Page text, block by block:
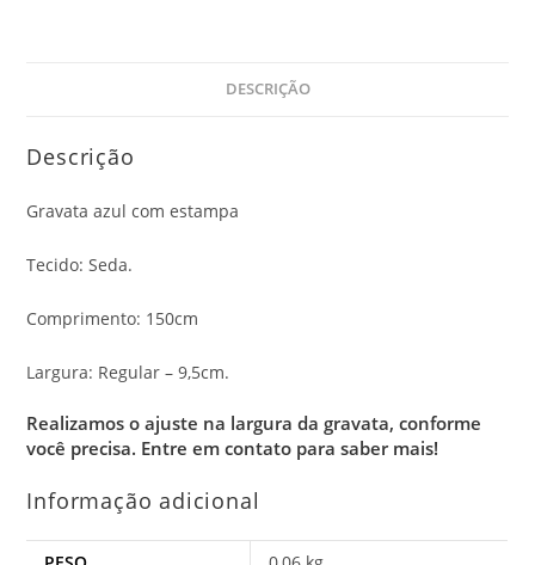
DESCRIÇÃO
Descrição
Gravata azul com estampa
Tecido: Seda.
Comprimento: 150cm
Largura: Regular – 9,5cm.
Realizamos o ajuste na largura da gravata, conforme
você precisa. Entre em contato para saber mais!
Informação adicional